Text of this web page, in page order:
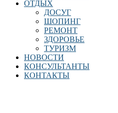
ОТДЫХ
ДОСУГ
ШОПИНГ
РЕМОНТ
ЗДОРОВЬЕ
ТУРИЗМ
НОВОСТИ
КОНСУЛЬТАНТЫ
КОНТАКТЫ